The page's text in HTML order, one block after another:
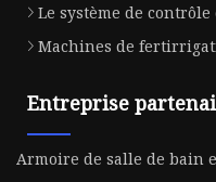
Le système de
Machines de
Entreprise
Armoire de salle de bain